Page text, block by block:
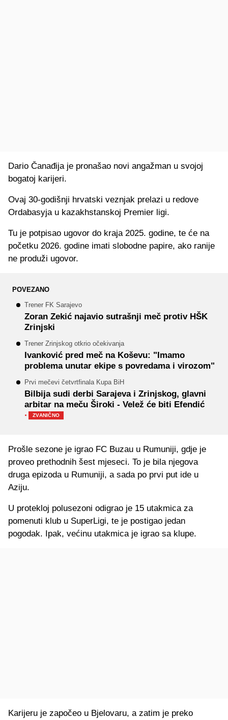
Dario Čanađija je pronašao novi angažman u svojoj
bogatoj karijeri.
Ovaj 30-godišnji hrvatski veznjak prelazi u redove
Ordabasyja u kazakhstanskoj Premier ligi.
Tu je potpisao ugovor do kraja 2025. godine, te će na
početku 2026. godine imati slobodne papire, ako ranije
ne produži ugovor.
POVEZANO
Trener FK Sarajevo
Zoran Zekić najavio sutrašnji meč protiv HŠK
Zrinjski
Trener Zrinjskog otkrio očekivanja
Ivanković pred meč na Koševu: "Imamo
problema unutar ekipe s povredama i virozom"
Prvi mečevi četvrtfinala Kupa BiH
Bilbija sudi derbi Sarajeva i Zrinjskog, glavni
arbitar na meču Široki - Velež će biti Efendić
· ZVANIČNO
Prošle sezone je igrao FC Buzau u Rumuniji, gdje je
proveo prethodnih šest mjeseci. To je bila njegova
druga epizoda u Rumuniji, a sada po prvi put ide u
Aziju.
U protekloj polusezoni odigrao je 15 utakmica za
pomenuti klub u SuperLigi, te je postigao jedan
pogodak. Ipak, većinu utakmica je igrao sa klupe.
Karijeru je započeo u Bjelovaru, a zatim je preko